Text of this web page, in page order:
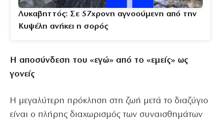
Λυκαβηττός: Σε 57χρονη αγνοούμενη από την
Κυψέλη ανήκει η σορός
Η αποσύνδεση του «εγώ» από το «εμείς» ως
γονείς
Η μεγαλύτερη πρόκληση στη ζωή μετά το διαζύγιο
είναι ο πλήρης διαχωρισμός των συναισθημάτων